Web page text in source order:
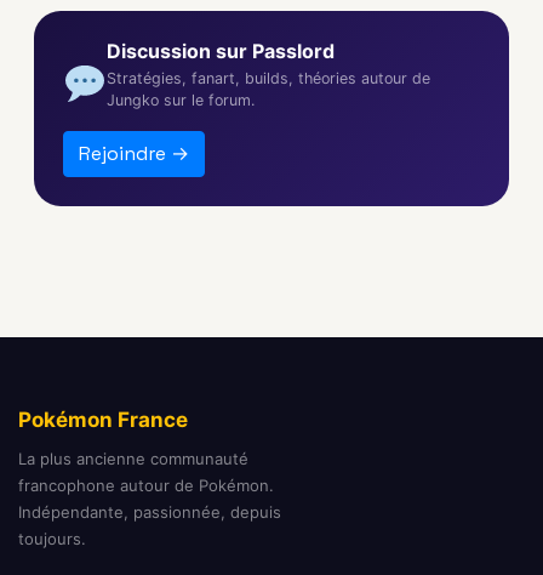
Discussion sur Passlord
Stratégies, fanart, builds, théories autour de
Jungko sur le forum.
Rejoindre →
Pokémon France
La plus ancienne communauté
francophone autour de Pokémon.
Indépendante, passionnée, depuis
toujours.